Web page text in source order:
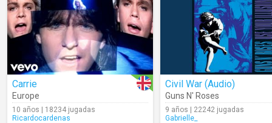
Carrie
Europe
10 años | 18234 jugadas
Ricardocardenas
Civil War (Audio)
Guns N' Roses
9 años | 22242 jugadas
Gabrielle_